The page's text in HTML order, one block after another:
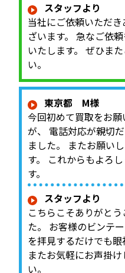
スタッフより
当社にご依頼いただ
ざいます。 急なご依
いたします。 ぜひま
い。
東京都 M様
今回初めて買取をお
が、 電話対応が親切
ました。 またお願い
す。 これからもよろ
す。
スタッフより
こちらこそありがと
た。 お客様のビンテ
を拝見するだけでも眼
またお気軽にお声掛
い。